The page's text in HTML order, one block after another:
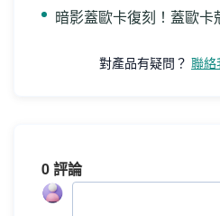
暗影蓋歐卡復刻！蓋歐卡剋星、
對產品有疑問？ 聯絡
0 評論